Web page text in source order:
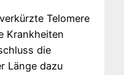
Telomere
Krankheiten
die
Länge dazu